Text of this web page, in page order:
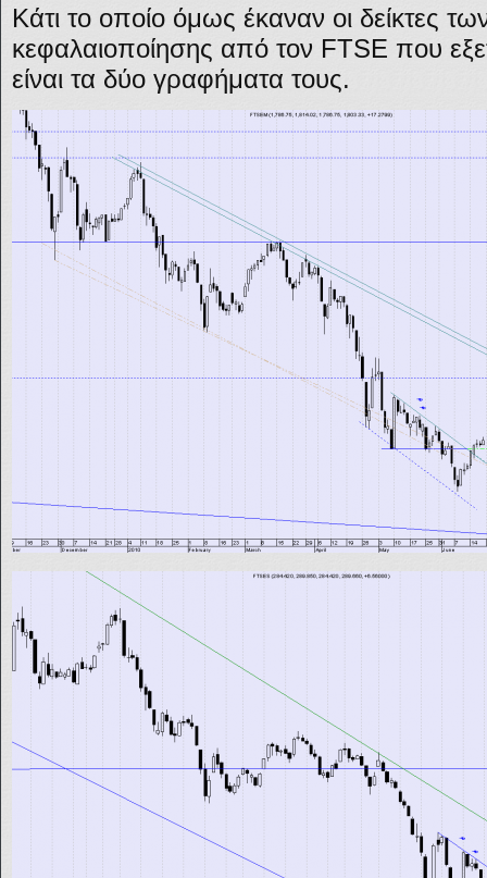
Κάτι το οποίο όμως έκαναν οι δείκτες
κεφαλαιοποίησης από τον FTSE που
είναι τα δύο γραφήματα τους.